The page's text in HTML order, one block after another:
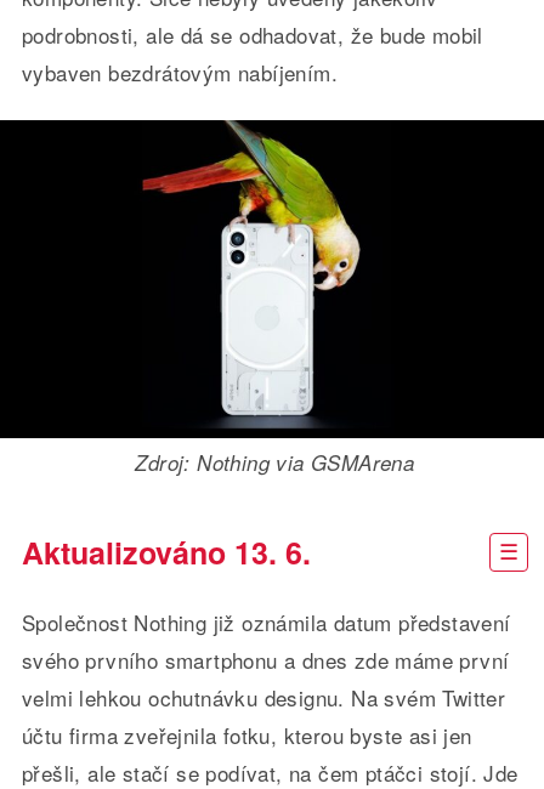
podrobnosti, ale dá se odhadovat, že bude mobil
vybaven bezdrátovým nabíjením.
Zdroj: Nothing via GSMArena
Aktualizováno 13. 6.
Společnost Nothing již oznámila datum představení
svého prvního smartphonu a dnes zde máme první
velmi lehkou ochutnávku designu. Na svém Twitter
účtu firma zveřejnila fotku, kterou byste asi jen
přešli, ale stačí se podívat, na čem ptáčci stojí. Jde